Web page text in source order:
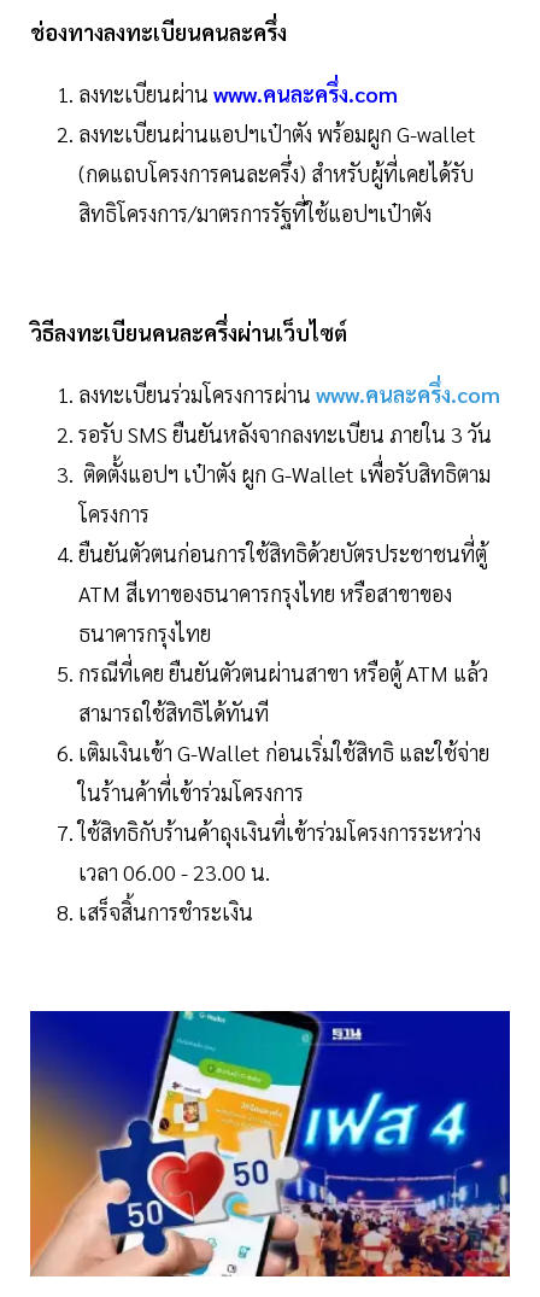
ช่องทางลงทะเบียนคนละครึ่ง
ลงทะเบียนผ่าน www.คนละครึ่ง.com
ลงทะเบียนผ่านแอปฯเป๋าตัง พร้อมผูก G-wallet
(กดแถบโครงการคนละครึ่ง) สำหรับผู้ที่เคยได้รับ
สิทธิโครงการ/มาตรการรัฐที่ใช้แอปฯเป๋าตัง
วิธีลงทะเบียนคนละครึ่งผ่านเว็บไซต์
ลงทะเบียนร่วมโครงการผ่าน www.คนละครึ่ง.com
รอรับ SMS ยืนยันหลังจากลงทะเบียน ภายใน 3 วัน
ติดตั้งแอปฯ เป๋าตัง ผูก G-Wallet เพื่อรับสิทธิตาม
โครงการ
ยืนยันตัวตนก่อนการใช้สิทธิด้วยบัตรประชาชนที่ตู้
ATM สีเทาของธนาคารกรุงไทย หรือสาขาของ
ธนาคารกรุงไทย
กรณีที่เคย ยืนยันตัวตนผ่านสาขา หรือตู้ ATM แล้ว
สามารถใช้สิทธิได้ทันที
เติมเงินเข้า G-Wallet ก่อนเริ่มใช้สิทธิ และใช้จ่าย
ในร้านค้าที่เข้าร่วมโครงการ
ใช้สิทธิกับร้านค้าถุงเงินที่เข้าร่วมโครงการระหว่าง
เวลา 06.00 - 23.00 น.
เสร็จสิ้นการชำระเงิน